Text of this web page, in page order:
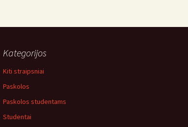
Kategorijos
Kiti straipsniai
Paskolos
Paskolos studentams
Studentai